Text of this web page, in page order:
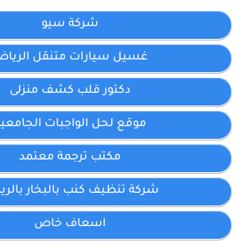
شركة سيو
غسيل سيارات متنقل
دكتور قلب كشف منزلى
موقع لحل الواجبات
مكتب ترجمة معتمد
شركة تنظيف كنب بالبخار
اسعاف خاص